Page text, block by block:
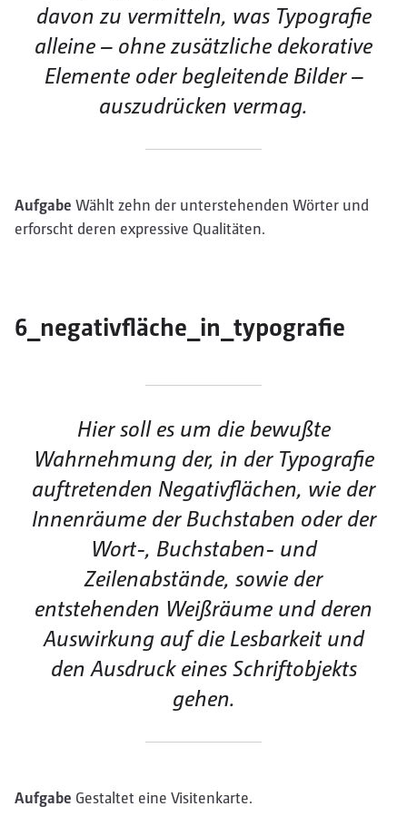
davon zu vermitteln, was Typografie
alleine – ohne zusätzliche dekorative
Elemente oder begleitende Bilder –
auszudrücken vermag.
Aufgabe Wählt zehn der unterstehenden Wörter und
erforscht deren expressive Qualitäten.
6_negativfläche_in_typografie
Hier soll es um die bewußte
Wahrnehmung der, in der Typografie
auftretenden Negativflächen, wie der
Innenräume der Buchstaben oder der
Wort-, Buchstaben- und
Zeilenabstände, sowie der
entstehenden Weißräume und deren
Auswirkung auf die Lesbarkeit und
den Ausdruck eines Schriftobjekts
gehen.
Aufgabe Gestaltet eine Visitenkarte.